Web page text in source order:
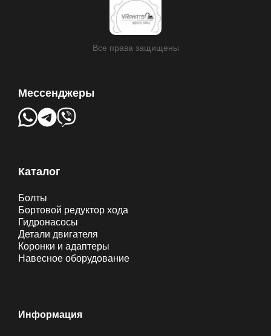
Все права защищены
Мессенджеры
Каталог
Болты
Бортовой редуктор хода
Гидронасосы
Детали двигателя
Коронки и адаптеры
Навесное оборудование
Информация